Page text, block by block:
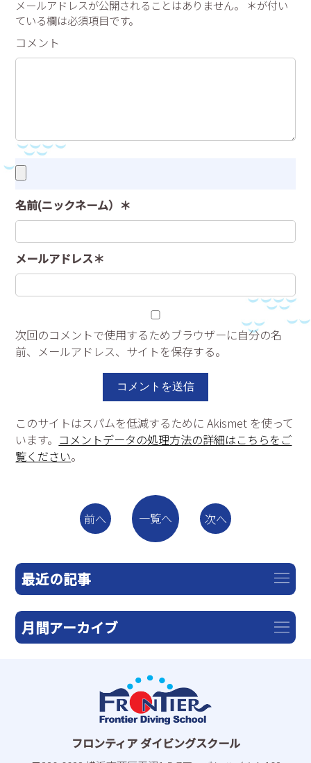
メールアドレスが公開されることはありません。 ＊が付い
ている欄は必須項目です。
コメント
名前(ニックネーム）＊
メールアドレス＊
次回のコメントで使用するためブラウザーに自分の名
前、メールアドレス、サイトを保存する。
このサイトはスパムを低減するために Akismet を使って
います。 コメントデータの処理方法の詳細はこちらをご
覧ください。
前へ 一覧へ 次へ
最近の記事
月間アーカイブ
フロンティア ダイビングスクール